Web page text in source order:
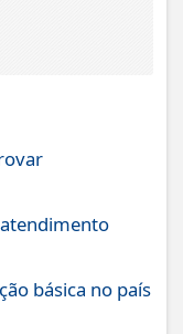
básica no país